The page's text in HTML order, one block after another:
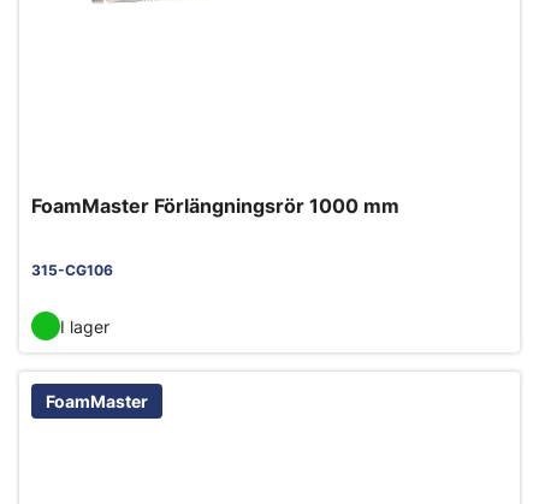
FoamMaster Förlängningsrör 1000 mm
315-CG106
I lager
FoamMaster